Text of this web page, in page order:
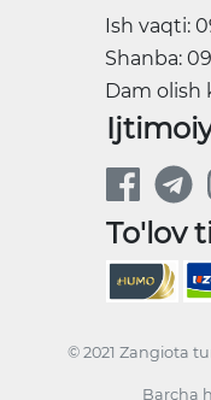
Ish vaqti:
Shanba:
Dam olish
To'lov
© 2021 Zangiota
Barcha